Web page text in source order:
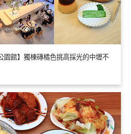
園館】獨棟磚橘色挑高採光的中壢不